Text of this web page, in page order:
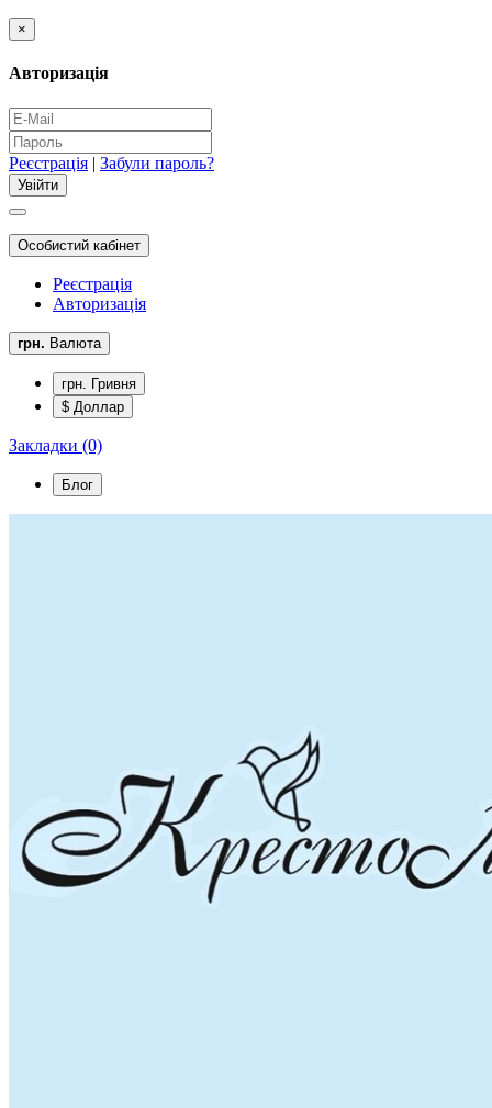
×
Авторизація
Реєстрація | Забули пароль?
Особистий кабінет
Реєстрація
Авторизація
грн. Валюта
грн. Гривня
$ Доллар
Закладки (0)
Блог